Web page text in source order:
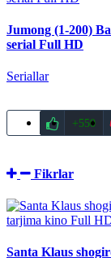
Jumong (1-200)
serial Full HD
Seriallar
+550
Fikrlar
Santa Klaus